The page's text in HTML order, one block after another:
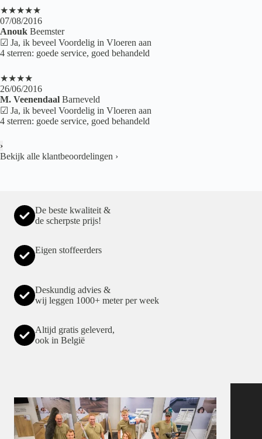
★★★★★
07/08/2016
Anouk Beemster
☑ Ja, ik beveel Voordelig in Vloeren aan
4 sterren: goede service, goed behandeld
★★★★
26/06/2016
M. Veenendaal Barneveld
☑ Ja, ik beveel Voordelig in Vloeren aan
4 sterren: goede service, goed behandeld
›
Bekijk alle klantbeoordelingen ›
De beste kwaliteit &
de scherpste prijs!
Eigen stoffeerders
Deskundig advies &
wij leggen 1000+ meter per week
Altijd gratis geleverd,
ook in België